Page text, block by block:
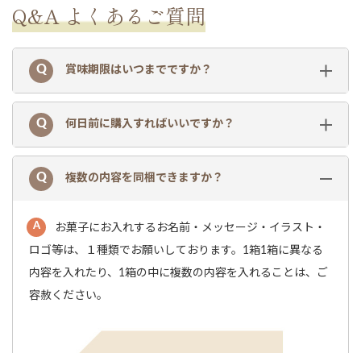
Q&A よくあるご質問
賞味期限はいつまでですか？
何日前に購入すればいいですか？
複数の内容を同梱できますか？
お菓子にお入れするお名前・メッセージ・イラスト・
ロゴ等は、１種類でお願いしております。1箱1箱に異なる
内容を入れたり、1箱の中に複数の内容を入れることは、ご
容赦ください。